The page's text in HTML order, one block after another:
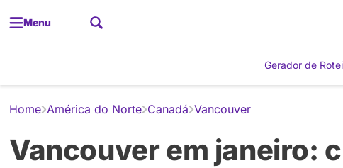
Menu
Gerador de
Home América do Norte Canadá Vancouver
Vancouver em janeiro: